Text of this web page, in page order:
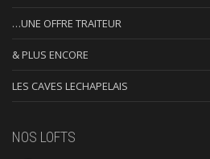
…UNE OFFRE TRAITEUR
& PLUS ENCORE
LES CAVES LECHAPELAIS
NOS LOFTS